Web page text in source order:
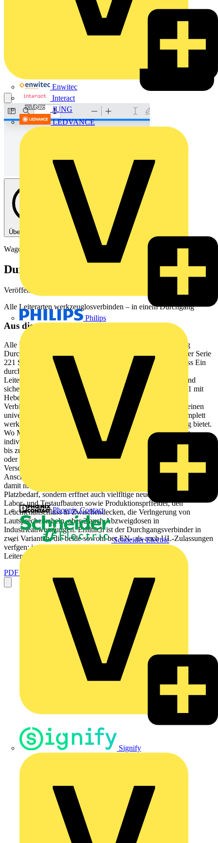
Enwitec
Interact
JUNG
LEDVANCE
Philips
Phoenix Contact
Schneider Electric
Signify
Über diese PDF
Wago
Durchgangsverbinder der Serie 221
Veröffentlicht: 4. Dezember 2024
Alle Leiterarten werkzeuglosverbinden – in einem Durchgang
Aus diesem Dokument
Alle Leiterarten werkzeuglos verbinden in einem Durchgang
Durchgangsverbinder der Serie 221 Durchgangsverbinder der Serie
221 Schlankes Design und ein werkzeugloser Leiteranschluss Ein
durch und durch richtungsweisender Leiteranschluss fr alle
Leiterarten von 0,2 bis 4 mm unbertroffen einfach, schnell und
sicher dafr steht der neue Durchgangsverbinder der Serie 221 mit
Hebel. Er vereint alle bekannten Vorteile der
Verbindungsklemmenserie 221 in einem schlanken Design: einen
universellen Leiteranschluss, der dank Hebeltechnologie komplett
werkzeuglos ist und eine sichtbar sichere Leiterkontaktierung bietet.
Wo Mehrpoligkeit gefragt ist, bieten Adapter dem Anwender
individuelle Freiheitsgrade fr den modularen, flexiblen Aufbau von
bis zu 5 lagefixierten Polen in einem Adapter ganz gleich, ob mit
oder ohne Zugentlastung, auf Tragschienen mit Rastfu, zum
Verschrauben, Kleben, Anbinden oder Aufhngen. Als universelles
Anschlussmittel verbessert der Durchgangsverbinder der Serie 221
damit nicht nur bekannte Installationsanwendungen mit geringem
Platzbedarf, sondern erffnet auch vielfltige neue: zum Beispiel
Labor- und Testaufbauten sowie Produktionsprffelder, den
Leuchtenanschluss in Zwischendecken, die Verlngerung von
Lautsprecherkabeln, aber 2 auch Abzweigdosen in
Industrieanwendungen. Erhltlich ist der Durchgangsverbinder in
zwei Varianten, die beide sowohl ber EN- als auch UL-Zulassungen
verfgen: in der Version mit transparentem Deckel fr
Leiterquerschnitte von 0,2 bis 4 mm fr...
PDF öffnen